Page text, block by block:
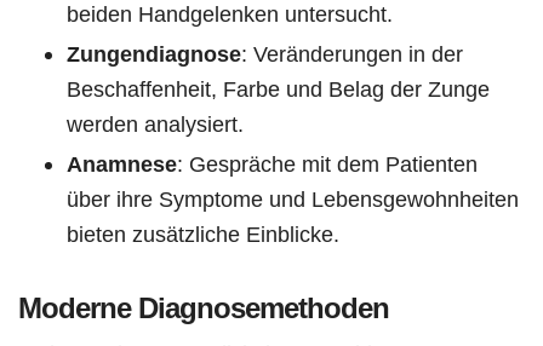
beiden Handgelenken untersucht.
Zungendiagnose: Veränderungen in der
Beschaffenheit, Farbe und Belag der Zunge
werden analysiert.
Anamnese: Gespräche mit dem Patienten
über ihre Symptome und Lebensgewohnheiten
bieten zusätzliche Einblicke.
Moderne Diagnosemethoden